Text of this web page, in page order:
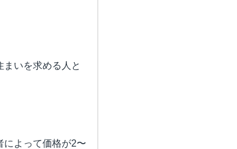
いを求める人と
によって価格が2〜